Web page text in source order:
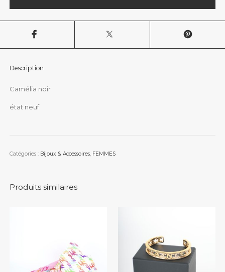
Description
Camélia noir
état neuf
Catégories : Bijoux & Accessoires, FEMMES
Produits similaires